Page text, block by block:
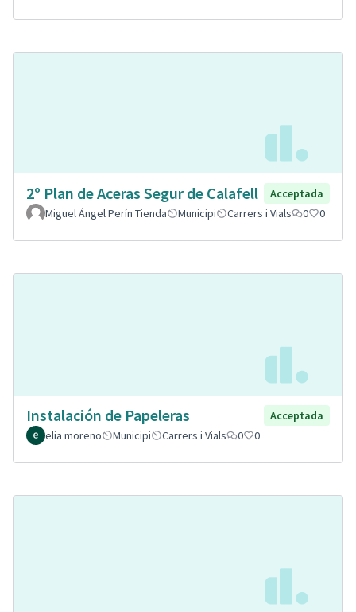
2º Plan de Aceras Segur de Calafell
Acceptada
Miguel Ángel Perín Tienda
Municipi Carrers i Vials 0 0
Instalación de Papeleras
Acceptada
elia moreno
Municipi Carrers i Vials 0 0